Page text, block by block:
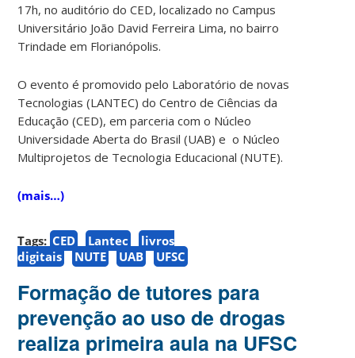
17h, no auditório do CED, localizado no Campus
Universitário João David Ferreira Lima, no bairro
Trindade em Florianópolis.
O evento é promovido pelo Laboratório de novas
Tecnologias (LANTEC) do Centro de Ciências da
Educação (CED), em parceria com o Núcleo
Universidade Aberta do Brasil (UAB) e o Núcleo
Multiprojetos de Tecnologia Educacional (NUTE).
(mais…)
Tags: CED Lantec
livros
digitais
NUTE UAB UFSC
Formação de tutores para
prevenção ao uso de drogas
realiza primeira aula na UFSC